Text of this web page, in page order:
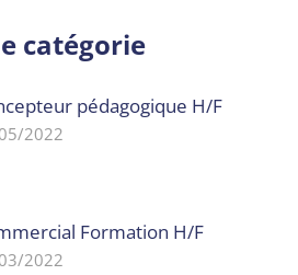
catégorie
pédagogique H/F
2022
Formation H/F
2022